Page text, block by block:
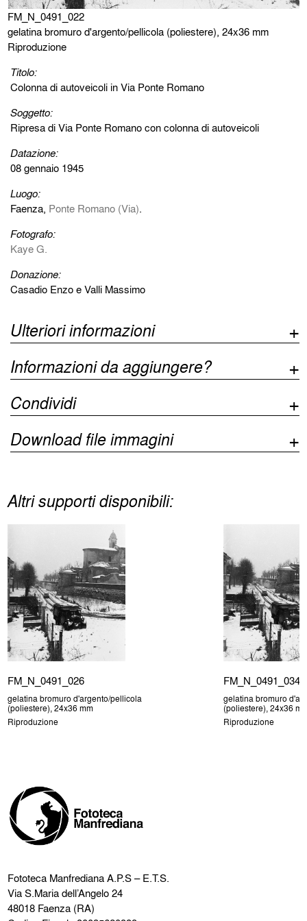
FM_N_0491_022
gelatina bromuro d'argento/pellicola (poliestere), 24x36 mm
Riproduzione
Titolo:
Colonna di autoveicoli in Via Ponte Romano
Soggetto:
Ripresa di Via Ponte Romano con colonna di autoveicoli
Datazione:
08 gennaio 1945
Luogo:
Faenza, Ponte Romano (Via).
Fotografo:
Kaye G.
Donazione:
Casadio Enzo e Valli Massimo
Ulteriori informazioni
Informazioni da aggiungere?
Condividi
Download file immagini
Altri supporti disponibili:
FM_N_0491_026
gelatina bromuro d'argento/pellicola
(poliestere), 24x36 mm
Riproduzione
FM_N_0491_034
gelatina bromuro
(poliestere), 24x36
Riproduzione
Fototeca ManfredianaA.P.S – E.T.S.
Via S.Maria dell’Angelo 24
48018 Faenza (RA)